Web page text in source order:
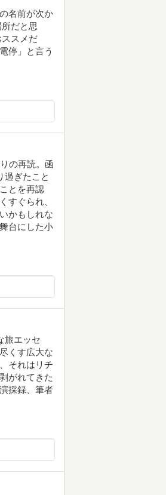
名前が次か
だと思
スメだ
停」と言う
の再読。函
過ぎたこと
とを再認
すぐられ、
かもしれな
台にした小
旅エッセ
くす広大な
それはリチ
がれてきた
採録、筆者